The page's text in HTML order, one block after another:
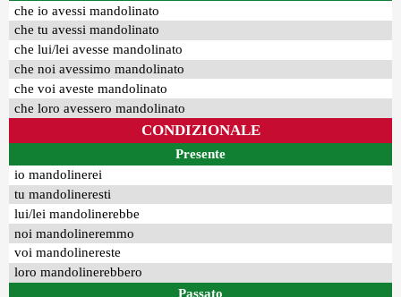
che io avessi mandolinato
che tu avessi mandolinato
che lui/lei avesse mandolinato
che noi avessimo mandolinato
che voi aveste mandolinato
che loro avessero mandolinato
CONDIZIONALE
Presente
io mandolinerei
tu mandolineresti
lui/lei mandolinerebbe
noi mandolineremmo
voi mandolinereste
loro mandolinerebbero
Passato